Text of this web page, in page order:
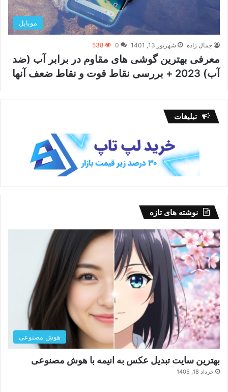
موبایل
جمال زاده شهریور 13, 1401 0
538
معرفی بهترین گوشی های مقاوم در برابر آب (ضد
آب) 2023 + بررسی نقاط قوت و نقاط ضعف آنها
تبلیغات
نوشته های تازه
هوش مصنوعی
بهترین سایت تبدیل عکس به انیمه با هوش مصنوعی
خرداد 18, 1405